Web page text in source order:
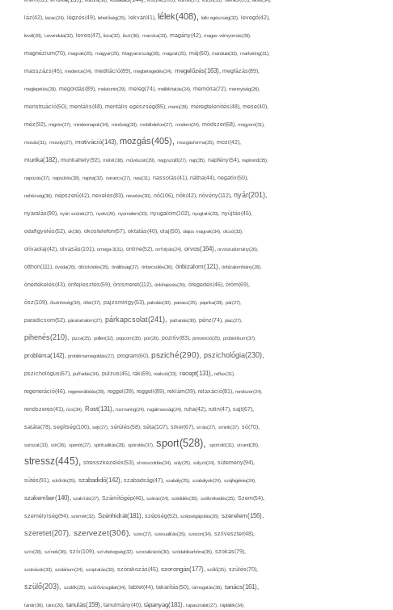
láz(42), lazac(24), légzés(49), lehetőség(25), lekvár(41), lélek(408), lelki egészség(32), levegő(42),
levél(28), Levendula(32), leves(47), lista(32), liszt(36), macska(33), magány(42), magas vérnyomás(28),
magnézium(70), magvak(25), magyar(25), Magyarország(28), magzat(25), máj(60), mandula(33), marketing(31),
masszázs(45), medence(24), meditáció(89), megbetegedés(24), megelőzés(163), megfázás(89),
meglepetés(28), megoldás(89), melatonin(29), meleg(74), mellékhatás(24), memória(72), mennyiség(26),
menstruáció(50), mentális(48), mentális egészség(85), menü(28), méregtelenítés(48), mese(40),
méz(92), migrén(27), mindennapok(34), minőség(33), mobiltelefon(27), modern(24), módszer(68), mogyoró(31),
mosás(31), mosoly(27), motiváció(143), mozgás(405), mozgásforma(25), mozi(42),
munka(182), munkahely(92), műtét(38), művészet(29), nagyszülő(27), nap(35), napfény(54), napirend(35),
napozás(37), napsütés(38), naptej(32), narancs(27), nasi(31), nassolás(41), nátha(44), negatív(50),
nehézség(36), népszerű(42), nevelés(83), nevetés(30), nő(106), nők(42), növény(112), nyár(201),
nyaralás(90), nyári szünet(27), nyelv(26), nyomelem(33), nyugalom(102), nyugtató(29), nyújtás(45),
odafigyelés(52), ok(36), okostelefon(57), oktatás(40), olaj(50), olajos magvak(34), olcsó(33),
olívaolaj(42), olvasás(101), omega-3(31), online(52), orrfolyás(24), orvos(164), orvostudomány(26),
otthon(111), óvoda(26), öltözködés(35), önállóság(27), önbecsülés(36), önbizalom(121), önbizalomhiány(28),
önértékelés(43), önfejlesztés(59), önismeret(112), önkifejezés(26), öregedés(46), öröm(69),
ősz(109), őszinteség(34), ötlet(37), pajzsmirigy(53), pakolás(30), panasz(25), paprika(28), pár(27),
paradicsom(52), páratartalom(27), párkapcsolat(241), pattanás(30), pénz(74), piac(27),
pihenés(210), pizza(25), pollen(32), popcorn(35), por(26), pozitív(83), prevenció(25), probiotikum(37),
probléma(142), problémamegoldás(27), program(60), psziché(290), pszichológia(230),
pszichológus(67), puffadás(34), pulzus(45), rák(69), reakció(33), recept(131), reflux(31),
regeneráció(46), regenerálódás(28), reggel(39), reggeli(89), reklám(39), relaxáció(81), rendszer(24),
rendszeres(41), rizs(34), Rost(131), rozmaring(24), rugalmasság(24), ruha(42), rutin(47), sajt(67),
saláta(78), segítség(100), sejt(27), sérülés(58), séta(107), siker(67), sírás(27), smink(37), só(70),
sorozat(33), sör(26), spenót(27), spiritualitás(28), spórolás(37), sport(528), sportoló(31), strand(35),
stressz(445), stresszkezelés(53), stresszoldás(34), súly(25), súlyzó(24), sütemény(94),
sütés(91), sütőtök(25), szabadidő(142), szabadság(47), szabály(25), szabályok(24), szájhigiénia(24),
szakember(140), szakítás(27), Számítógép(46), száraz(24), szédülés(35), székrekedés(25), Szem(54),
személyiség(94), szemét(32), Szénhidrát(181), szépség(52), szépségápolás(26), szerelem(156),
szeretet(207), szervezet(306), szex(27), szexualitás(25), szezon(34), szilveszter(48),
szín(28), színek(36), szív(109), szívbetegség(32), szocializáció(30), szódabikarbóna(35), szokás(79),
szokások(33), szolárium(24), szoptatás(33), szórakozás(45), szorongás(177), szőlő(25), szülés(70),
szülő(203), szülők(25), szűrővizsgálat(34), tablet(44), takarítás(50), támogatás(36), tanács(161),
tanár(36), tánc(26), tanulás(159), tanulmány(40), tápanyag(181), tapasztalat(27), táplálék(34),